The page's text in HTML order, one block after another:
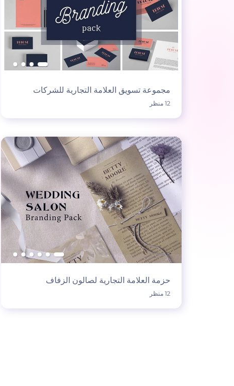
مجموعة تسويق العلامة التجارية للشركات
12 منظر
حزمة العلامة التجارية لصالون الزفاف
12 منظر